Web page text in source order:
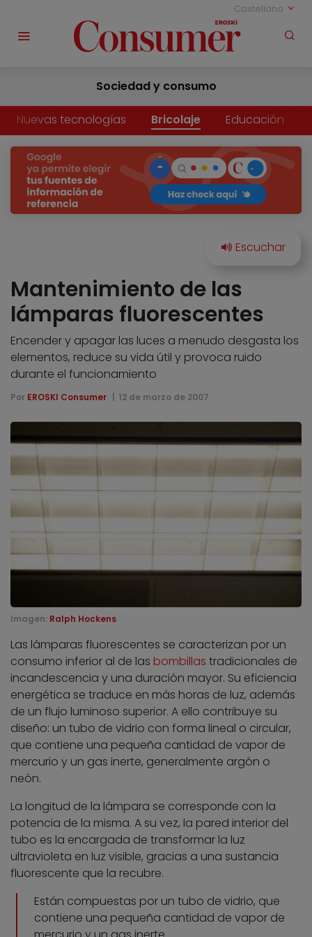
Castellano
Sociedad y consumo
Nuevas tecnologías Bricolaje Educación
Mantenimiento de las
lámparas fluorescentes
Encender y apagar las luces a menudo desgasta los
elementos, reduce su vida útil y provoca ruido
durante el funcionamiento
Por EROSKI Consumer 12 de marzo de 2007
Imagen: Ralph Hockens
Las lámparas fluorescentes se caracterizan por un
consumo inferior al de las bombillas tradicionales de
incandescencia y una duración mayor. Su eficiencia
energética se traduce en más horas de luz, además
de un flujo luminoso superior. A ello contribuye su
diseño: un tubo de vidrio con forma lineal o circular,
que contiene una pequeña cantidad de vapor de
mercurio y un gas inerte, generalmente argón o
neón.
La longitud de la lámpara se corresponde con la
potencia de la misma. A su vez, la pared interior del
tubo es la encargada de transformar la luz
ultravioleta en luz visible, gracias a una sustancia
fluorescente que la recubre.
Están compuestas por un tubo de vidrio, que
contiene una pequeña cantidad de vapor de